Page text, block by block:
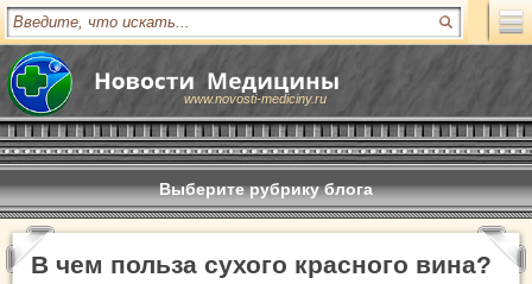
www.novosti-mediciny.ru
Выберите рубрику блога
В чем польза сухого красного вина?